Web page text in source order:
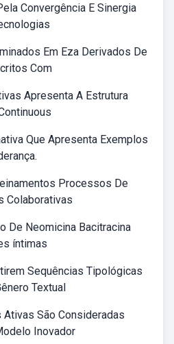
Convergência E Sinergia
Em Eza Derivados De
Com
Apresenta A Estrutura
Que Apresenta Exemplos
Processos De
Colaborativas
De Neomicina Bacitracina
íntimas
Sequências Tipológicas
Textual
São Consideradas
Inovador